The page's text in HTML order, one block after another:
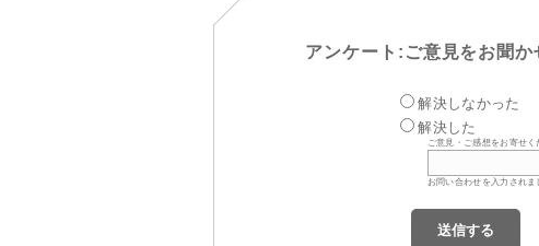
アンケート:ご意見をお聞か
解決しなかった
解決した
ご意見・ご感想をお寄せく
お問い合わせを入力され